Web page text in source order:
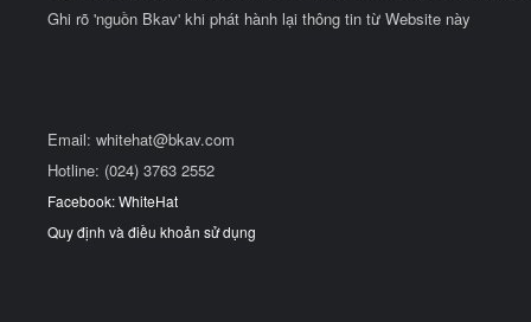
Ghi rõ 'nguồn Bkav' khi phát hành lại thông tin từ Website này
Email: whitehat@bkav.com
Hotline: (024) 3763 2552
Facebook: WhiteHat
Quy định và điều khoản sử dụng